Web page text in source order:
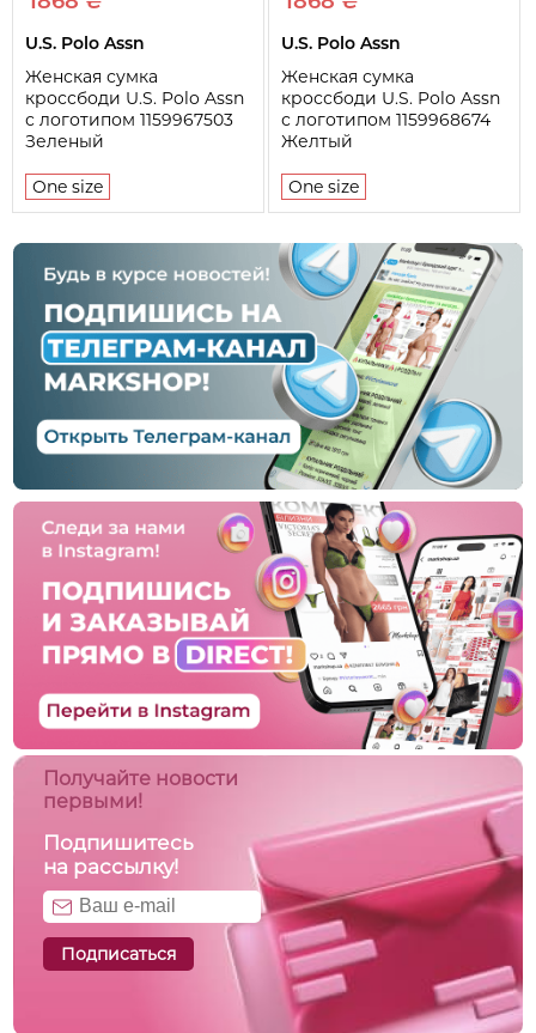
U.S. Polo Assn
Женская сумка
кроссбоди U.S. Polo Assn
с логотипом 1159967503
Зеленый
One size
U.S. Polo Assn
Женская сумка
кроссбоди U.S. Polo Assn
с логотипом 1159968674
Желтый
One size
Получайте новости
первыми!
Подпишитесь
на рассылку!
Подписаться